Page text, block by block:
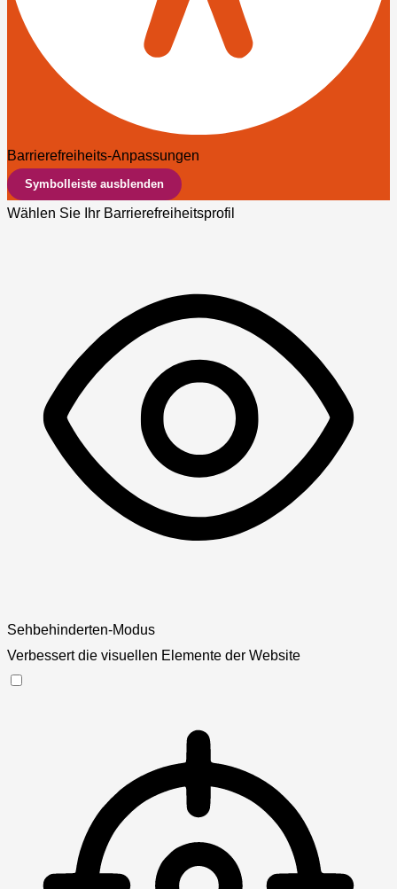
Barrierefreiheits-Anpassungen
Symbolleiste ausblenden
Wählen Sie Ihr Barrierefreiheitsprofil
Sehbehinderten-Modus
Verbessert die visuellen Elemente der Website